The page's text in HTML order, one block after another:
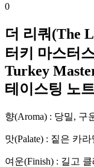
0
더 리쿼(The
터키 마스터
Turkey
테이스팅 노
향(Aroma) : 당밀, 구
맛(Palate) : 짙은 카라
여운(Finish) : 길고 클